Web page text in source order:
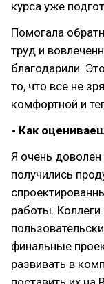
курса уже
Помогала
труд и
благодарили.
то, что все не
комфортной и
- Как
Я очень доволен
получились
работы.
финальные
развивать в